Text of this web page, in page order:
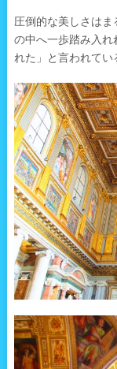
圧倒的な美しさは
の中へ一歩踏み入れ
れた」と言われてい